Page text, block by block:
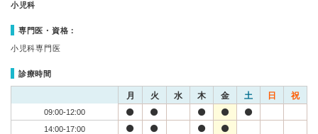
小児科
専門医・資格：
小児科専門医
診療時間
月 火 水 木 金 土 日 祝
09:00-12:00
14:00-17:00